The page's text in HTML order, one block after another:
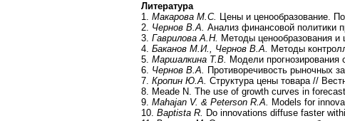
Литература
1. Макарова М.С. Цены и ценообразование.
2. Чернов В.А. Анализ финансовой политики
3. Гаврилова А.Н. Методы ценообразования и
4. Баканов М.И., Чернов В.А. Методы
5. Маршалкина Т.В. Модели
6. Чернов В.А. Противоречивость рыночных
7. Кропин Ю.А. Структура цены товара //
8. Meade N. The use of growth curves in
9. Mahajan V. & Peterson R.A. Models for
10. Baptista R. Do innovations diffuse faster